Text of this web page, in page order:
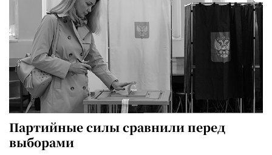
Партийные силы сравнили перед
выборами